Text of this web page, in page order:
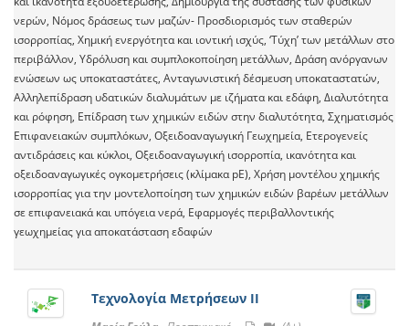
νερών, Νόμος δράσεως των μαζών- Προσδιορισμός των σταθερών
ισορροπίας, Χημική ενεργότητα και ιοντική ισχύς, ‘Τύχη’ των μετάλλων στο
περιβάλλον, Υδρόλυση και συμπλοκοποίηση μετάλλων, Δράση ανόργανων
ενώσεων ως υποκαταστάτες, Ανταγωνιστική δέσμευση υποκαταστατών,
Αλληλεπίδραση υδατικών διαλυμάτων με ιζήματα και εδάφη, Διαλυτότητα
και ρόφηση, Επίδραση των χημικών ειδών στην διαλυτότητα, Σχηματισμός
Επιφανειακών συμπλόκων, Οξειδοαναγωγική Γεωχημεία, Ετερογενείς
αντιδράσεις και κύκλοι, Οξειδοαναγωγική ισορροπία, ικανότητα και
οξειδοαναγωγικές ογκομετρήσεις (κλίμακα pE), Χρήση μοντέλου χημικής
ισορροπίας για την μοντελοποίηση των χημικών ειδών βαρέων μετάλλων
σε επιφανειακά και υπόγεια νερά, Εφαρμογές περιβαλλοντικής
γεωχημείας για αποκατάσταση εδαφών
Τεχνολογία Μετρήσεων ΙI